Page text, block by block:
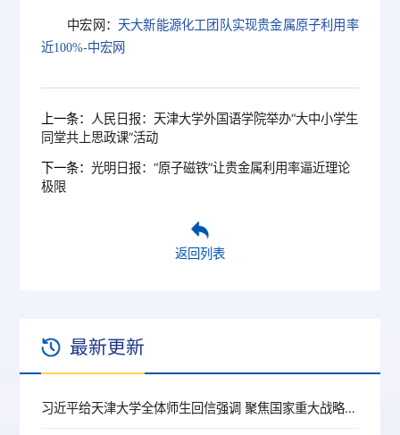
中宏网： 天大新能源化工团队实现贵金属原子利用率
近100%-中宏网
上一条： 人民日报：天津大学外国语学院举办“大中小学生
同堂共上思政课”活动
下一条：光明日报：“原子磁铁”让贵金属利用率逼近理论
极限
返回列表
最新更新
习近平给天津大学全体师生回信强调 聚焦国家重大战略需求提高人才培养质量 更好服务经济社会发展